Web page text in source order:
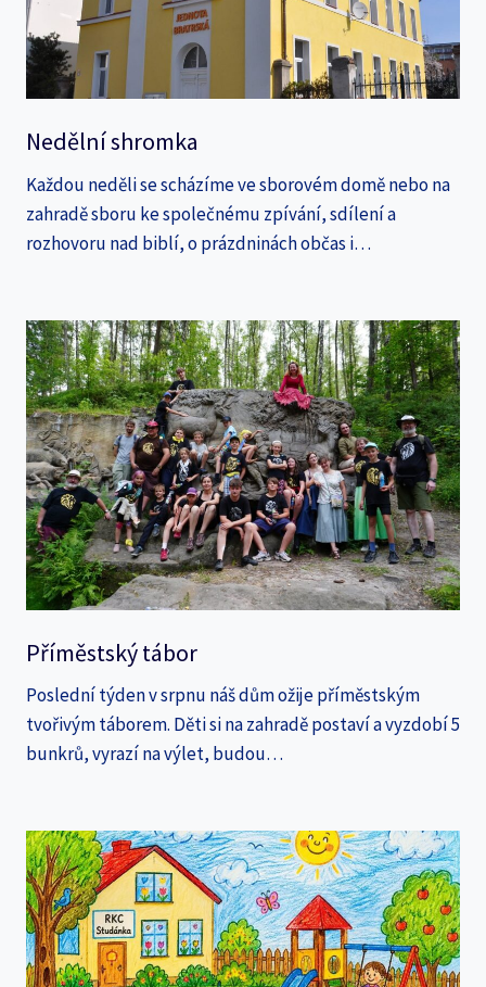
Nedělní shromka
Každou neděli se scházíme ve sborovém domě nebo na
zahradě sboru ke společnému zpívání, sdílení a
rozhovoru nad biblí, o prázdninách občas i…
Příměstský tábor
Poslední týden v srpnu náš dům ožije příměstským
tvořivým táborem. Děti si na zahradě postaví a vyzdobí 5
bunkrů, vyrazí na výlet, budou…